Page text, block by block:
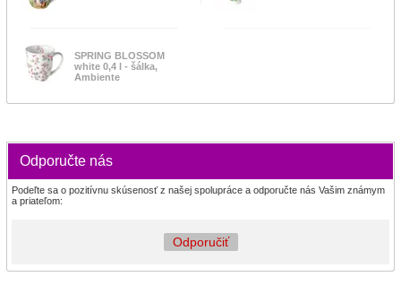
SPRING BLOSSOM
white 0,4 l - šálka,
Ambiente
Odporučte nás
Podeľte sa o pozitívnu skúsenosť z našej spolupráce a odporučte nás Vašim známym
a priateľom:
Odporučiť